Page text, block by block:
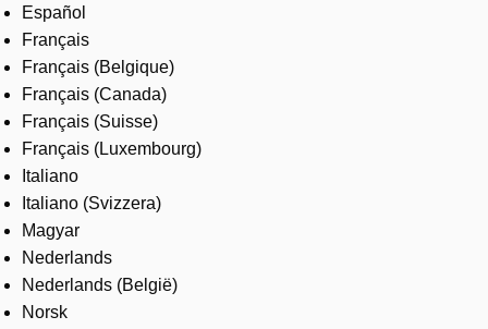
Español
Français
Français (Belgique)
Français (Canada)
Français (Suisse)
Français (Luxembourg)
Italiano
Italiano (Svizzera)
Magyar
Nederlands
Nederlands (België)
Norsk